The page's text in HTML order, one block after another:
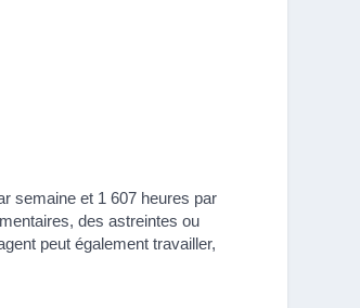
semaine et 1 607 heures par
des astreintes ou
peut également travailler,